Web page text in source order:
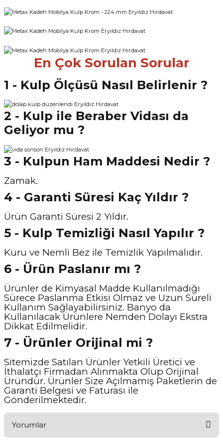
En Çok Sorulan Sorular
1 - Kulp Ölçüsü Nasıl Belirlenir ?
2 - Kulp ile Beraber Vidası da
Geliyor mu ?
3 - Kulpun Ham Maddesi Nedir ?
Zamak.
4 - Garanti Süresi Kaç Yıldır ?
Ürün Garanti Süresi 2 Yıldır.
5 - Kulp Temizliği Nasıl Yapılır ?
Kuru ve Nemli Bez ile Temizlik Yapılmalıdır.
6 - Ürün Paslanır mı ?
Ürünler de Kimyasal Madde Kullanılmadığı
Sürece Paslanma Etkisi Olmaz ve Uzun Süreli
Kullanım Sağlayabilirsiniz. Banyo da
Kullanılacak Ürünlere Nemden Dolayı Ekstra
Dikkat Edilmelidir.
7 - Ürünler Orijinal mi ?
Sitemizde Satılan Ürünler Yetkili Üretici ve
İthalatçı Firmadan Alınmakta Olup Orijinal
Üründür. Ürünler Size Açılmamış Paketlerin de
Garanti Belgesi ve Faturası ile
Gönderilmektedir.
Yorumlar